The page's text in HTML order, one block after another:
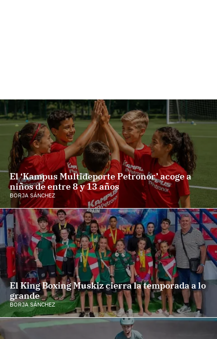
El ‘Kampus Multideporte Petronor’ acoge a
niños de entre 8 y 13 años
BORJA SÁNCHEZ
El King Boxing Muskiz cierra la temporada a lo
grande
BORJA SÁNCHEZ